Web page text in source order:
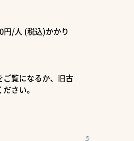
/人 (税込)かかり
覧になるか、旧古
さい。